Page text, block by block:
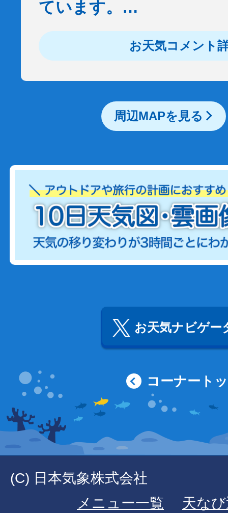
ています。…
お天気コメント
周辺MAPを見る
お天気ナビゲー
コーナート
(C) 日本気象株式会社
メニュー一覧
天な